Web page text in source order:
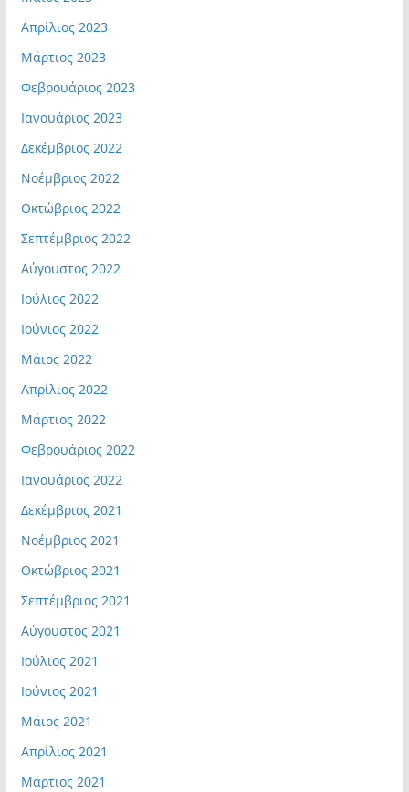
Απρίλιος 2023
Μάρτιος 2023
Φεβρουάριος 2023
Ιανουάριος 2023
Δεκέμβριος 2022
Νοέμβριος 2022
Οκτώβριος 2022
Σεπτέμβριος 2022
Αύγουστος 2022
Ιούλιος 2022
Ιούνιος 2022
Μάιος 2022
Απρίλιος 2022
Μάρτιος 2022
Φεβρουάριος 2022
Ιανουάριος 2022
Δεκέμβριος 2021
Νοέμβριος 2021
Οκτώβριος 2021
Σεπτέμβριος 2021
Αύγουστος 2021
Ιούλιος 2021
Ιούνιος 2021
Μάιος 2021
Απρίλιος 2021
Μάρτιος 2021